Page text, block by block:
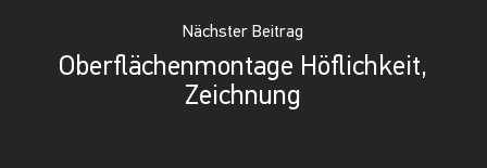
Nächster Beitrag
Oberflächenmontage Höflichkeit,
Zeichnung